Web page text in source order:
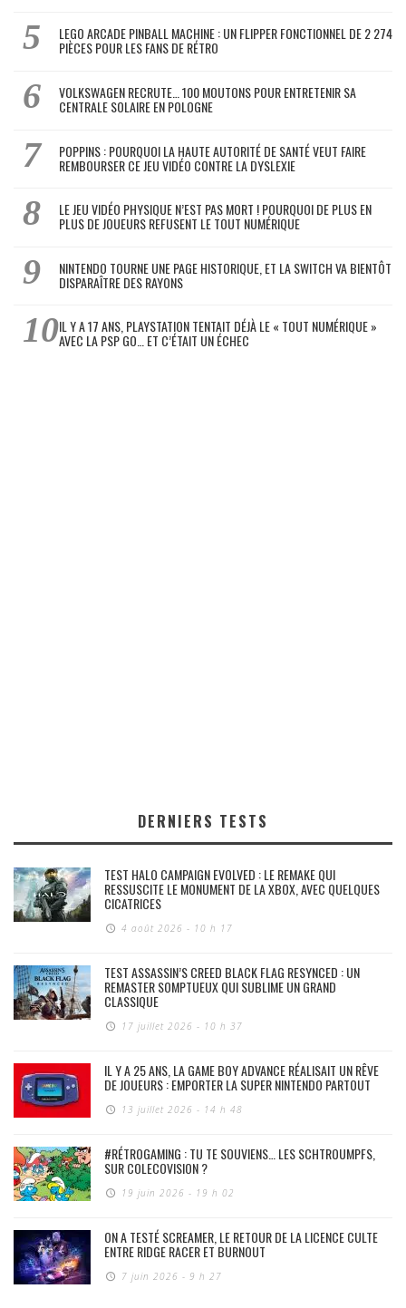
LEGO ARCADE PINBALL MACHINE : UN FLIPPER FONCTIONNEL DE 2 274
PIÈCES POUR LES FANS DE RÉTRO
VOLKSWAGEN RECRUTE… 100 MOUTONS POUR ENTRETENIR SA
CENTRALE SOLAIRE EN POLOGNE
POPPINS : POURQUOI LA HAUTE AUTORITÉ DE SANTÉ VEUT FAIRE
REMBOURSER CE JEU VIDÉO CONTRE LA DYSLEXIE
LE JEU VIDÉO PHYSIQUE N’EST PAS MORT ! POURQUOI DE PLUS EN
PLUS DE JOUEURS REFUSENT LE TOUT NUMÉRIQUE
NINTENDO TOURNE UNE PAGE HISTORIQUE, ET LA SWITCH VA BIENTÔT
DISPARAÎTRE DES RAYONS
IL Y A 17 ANS, PLAYSTATION TENTAIT DÉJÀ LE « TOUT NUMÉRIQUE »
AVEC LA PSP GO… ET C’ÉTAIT UN ÉCHEC
DERNIERS TESTS
TEST HALO CAMPAIGN EVOLVED : LE REMAKE QUI
RESSUSCITE LE MONUMENT DE LA XBOX, AVEC QUELQUES
CICATRICES
4 août 2026 - 10 h 17
TEST ASSASSIN’S CREED BLACK FLAG RESYNCED : UN
REMASTER SOMPTUEUX QUI SUBLIME UN GRAND
CLASSIQUE
17 juillet 2026 - 10 h 37
IL Y A 25 ANS, LA GAME BOY ADVANCE RÉALISAIT UN RÊVE
DE JOUEURS : EMPORTER LA SUPER NINTENDO PARTOUT
13 juillet 2026 - 14 h 48
#RÉTROGAMING : TU TE SOUVIENS… LES SCHTROUMPFS,
SUR COLECOVISION ?
19 juin 2026 - 19 h 02
ON A TESTÉ SCREAMER, LE RETOUR DE LA LICENCE CULTE
ENTRE RIDGE RACER ET BURNOUT
7 juin 2026 - 9 h 27